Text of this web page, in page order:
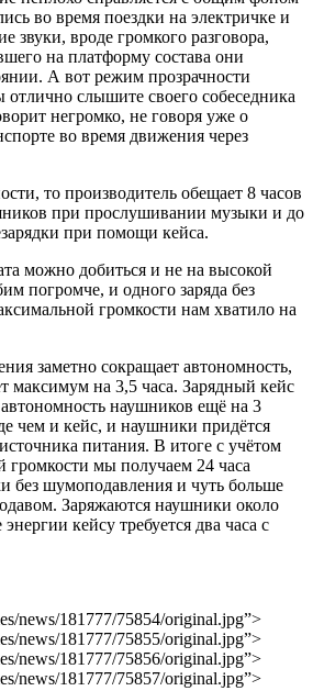
во время поездки на электричке и
звуки, вроде громкого разговора,
на платформу состава они
А вот режим прозрачности
отлично слышите своего собеседника
негромко, не говоря уже о
во время движения через
то производитель обещает 8 часов
при прослушивании музыки и до
при помощи кейса.
можно добиться и не на высокой
погромче, и одного заряда без
громкости нам хватило на
заметно сокращает автономность,
максимум на 3,5 часа. Зарядный кейс
наушников ещё на 3
чем и кейс, и наушники придётся
питания. В итоге с учётом
громкости мы получаем 24 часа
без шумоподавления и чуть больше
Заряжаются наушники около
кейсу требуется два часа с
news/181777/75854/original.jpg”>
news/181777/75855/original.jpg”>
news/181777/75856/original.jpg”>
news/181777/75857/original.jpg”>